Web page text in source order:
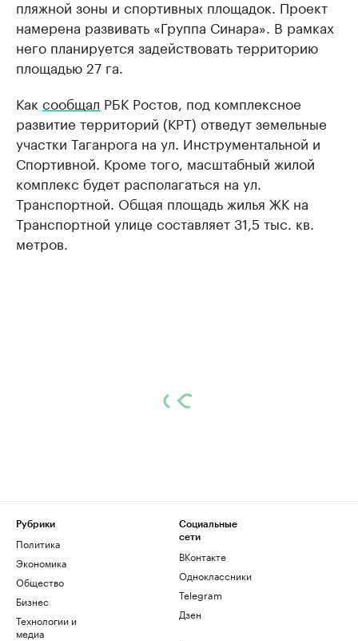
пляжной зоны и спортивных площадок. Проект
намерена развивать «Группа Синара». В рамках
него планируется задействовать территорию
площадью 27 га.
Как сообщал РБК Ростов, под комплексное
развитие территорий (КРТ) отведут земельные
участки Таганрога на ул. Инструментальной и
Спортивной. Кроме того, масштабный жилой
комплекс будет располагаться на ул.
Транспортной. Общая площадь жилья ЖК на
Транспортной улице составляет 31,5 тыс. кв.
метров.
Рубрики
Политика
Экономика
Общество
Бизнес
Технологии и
медиа
Социальные
сети
ВКонтакте
Одноклассники
Telegram
Дзен